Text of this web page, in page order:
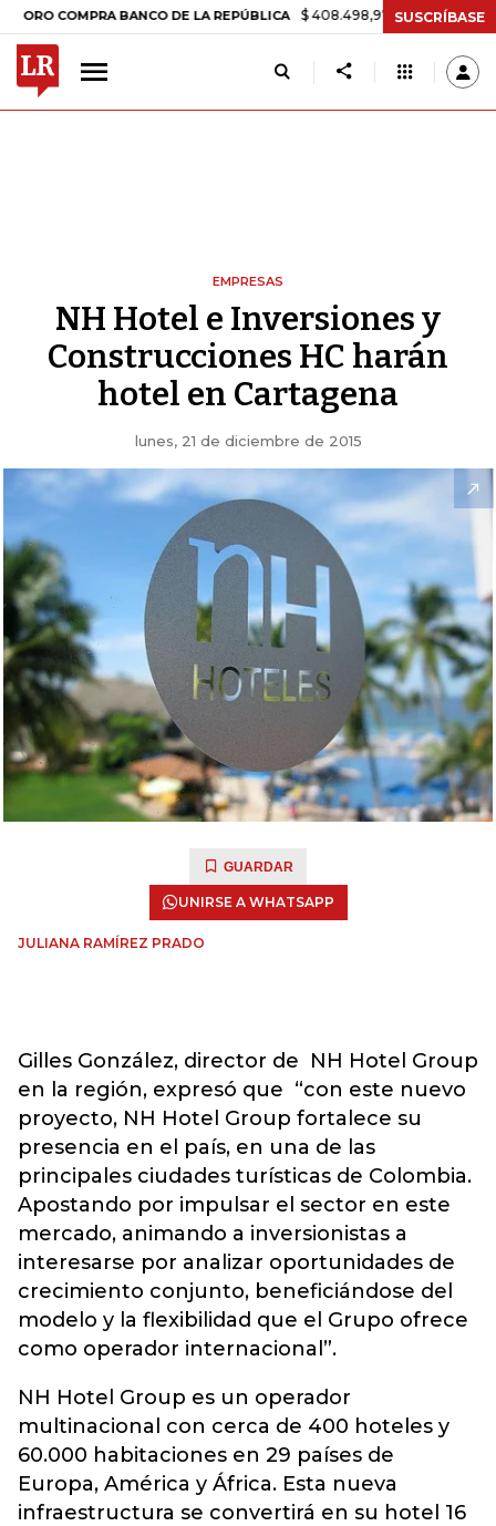
COMPRA BANCO DE LA REPÚBLICA $ 408.498,97 +$ 8.753,81 +2,19%
SUSCRÍBASE
EMPRESAS
NH Hotel e Inversiones y
Construcciones HC harán
hotel en Cartagena
lunes, 21 de diciembre de 2015
GUARDAR
UNIRSE A WHATSAPP
JULIANA RAMÍREZ PRADO
Gilles González, director de NH Hotel Group
en la región, expresó que “con este nuevo
proyecto, NH Hotel Group fortalece su
presencia en el país, en una de las
principales ciudades turísticas de Colombia.
Apostando por impulsar el sector en este
mercado, animando a inversionistas a
interesarse por analizar oportunidades de
crecimiento conjunto, beneficiándose del
modelo y la flexibilidad que el Grupo ofrece
como operador internacional”.
NH Hotel Group es un operador
multinacional con cerca de 400 hoteles y
60.000 habitaciones en 29 países de
Europa, América y África. Esta nueva
infraestructura se convertirá en su hotel 16